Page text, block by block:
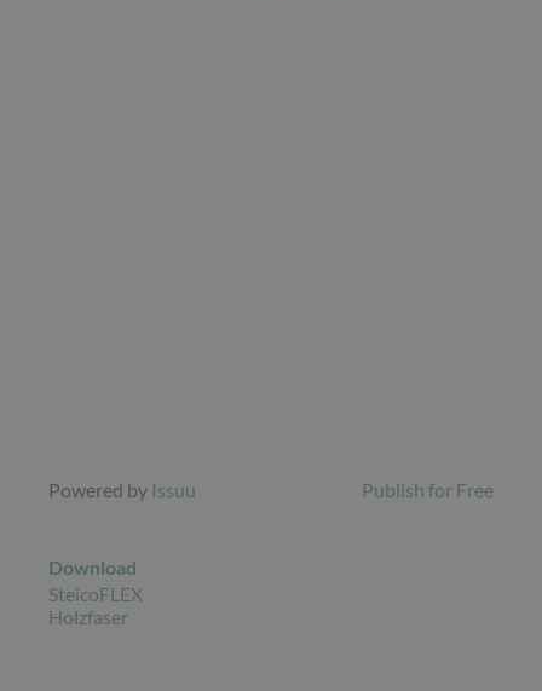
Powered by Issuu Publish for Free
Download
SteicoFLEX
Holzfaser